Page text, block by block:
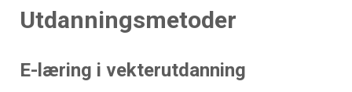
Utdanningsmetoder
E-læring i vekterutdanning